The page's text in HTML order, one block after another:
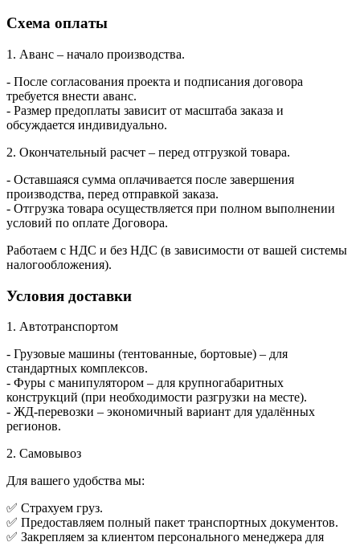
Схема оплаты
1. Аванс – начало производства.
- После согласования проекта и подписания договора
требуется внести аванс.
- Размер предоплаты зависит от масштаба заказа и
обсуждается индивидуально.
2. Окончательный расчет – перед отгрузкой товара.
- Оставшаяся сумма оплачивается после завершения
производства, перед отправкой заказа.
- Отгрузка товара осуществляется при полном выполнении
условий по оплате Договора.
Работаем с НДС и без НДС (в зависимости от вашей системы
налогообложения).
Условия доставки
1. Автотранспортом
- Грузовые машины (тентованные, бортовые) – для
стандартных комплексов.
- Фуры с манипулятором – для крупногабаритных
конструкций (при необходимости разгрузки на месте).
- ЖД-перевозки – экономичный вариант для удалённых
регионов.
2. Самовывоз
Для вашего удобства мы:
✅ Страхуем груз.
✅ Предоставляем полный пакет транспортных документов.
✅ Закрепляем за клиентом персонального менеджера для